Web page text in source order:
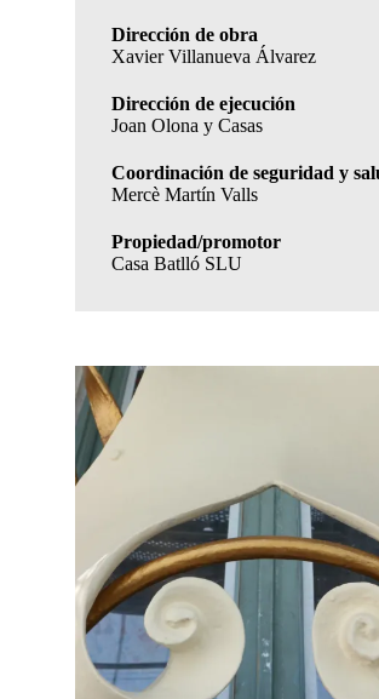
Dirección de obra
Xavier Villanueva Álvarez
Dirección de ejecución
Joan Olona y Casas
Coordinación de seguridad y
Mercè Martín Valls
Propiedad/promotor
Casa Batlló SLU